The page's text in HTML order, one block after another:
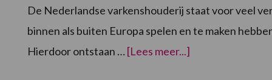
De Nederlandse varkenshouderij staat voor veel
binnen als buiten Europa spelen en te maken
Hierdoor ontstaan … [Lees meer...]
varkenshouderij